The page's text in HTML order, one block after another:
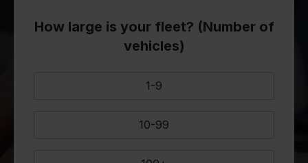
How large is your fleet? (Number of
vehicles)
1-9
10-99